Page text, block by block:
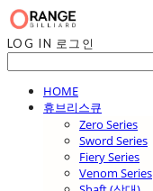
LOG IN 로그인
HOME
휴브리스큐
Zero Series
Sword Series
Fiery Series
Venom Series